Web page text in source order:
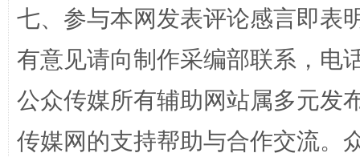
七、参与本网发表评论感言即表
有意见请向制作采编部联系，电
公众传媒所有辅助网站属多元发
传媒网的支持帮助与合作交流。